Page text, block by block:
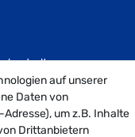
auf unserer
Daten von
um z.B. Inhalte
Drittanbietern